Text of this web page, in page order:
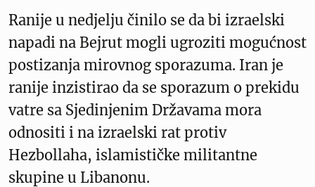
Ranije u nedjelju činilo se da bi izraelski
napadi na Bejrut mogli ugroziti mogućnost
postizanja mirovnog sporazuma. Iran je
ranije inzistirao da se sporazum o prekidu
vatre sa Sjedinjenim Državama mora
odnositi i na izraelski rat protiv
Hezbollaha, islamističke militantne
skupine u Libanonu.